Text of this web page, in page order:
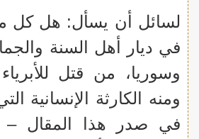
لسائل أن يسأل: هل كل
في ديار أهل السنة
وسوريا، من قتل
ومنه الكارثة الإنسانية
في صدر هذا المقال –